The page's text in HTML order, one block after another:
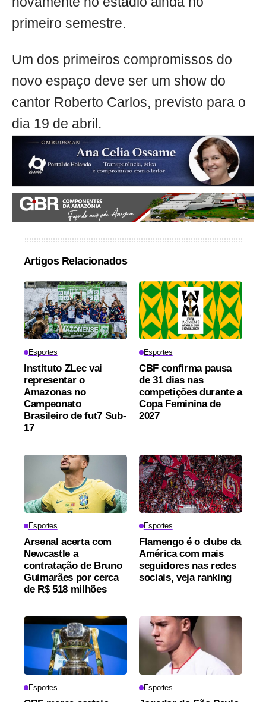
primeiro semestre.
Um dos primeiros compromissos do
novo espaço deve ser um show do
cantor Roberto Carlos, previsto para o
dia 19 de abril.
Artigos Relacionados
Esportes
Instituto ZLec vai
representar o
Amazonas no
Campeonato
Brasileiro de fut7 Sub-
17
Esportes
CBF confirma pausa
de 31 dias nas
competições durante a
Copa Feminina de
2027
Esportes
Arsenal acerta com
Newcastle a
contratação de Bruno
Guimarães por cerca
de R$ 518 milhões
Esportes
Flamengo é o clube da
América com mais
seguidores nas redes
sociais, veja ranking
Esportes Esportes